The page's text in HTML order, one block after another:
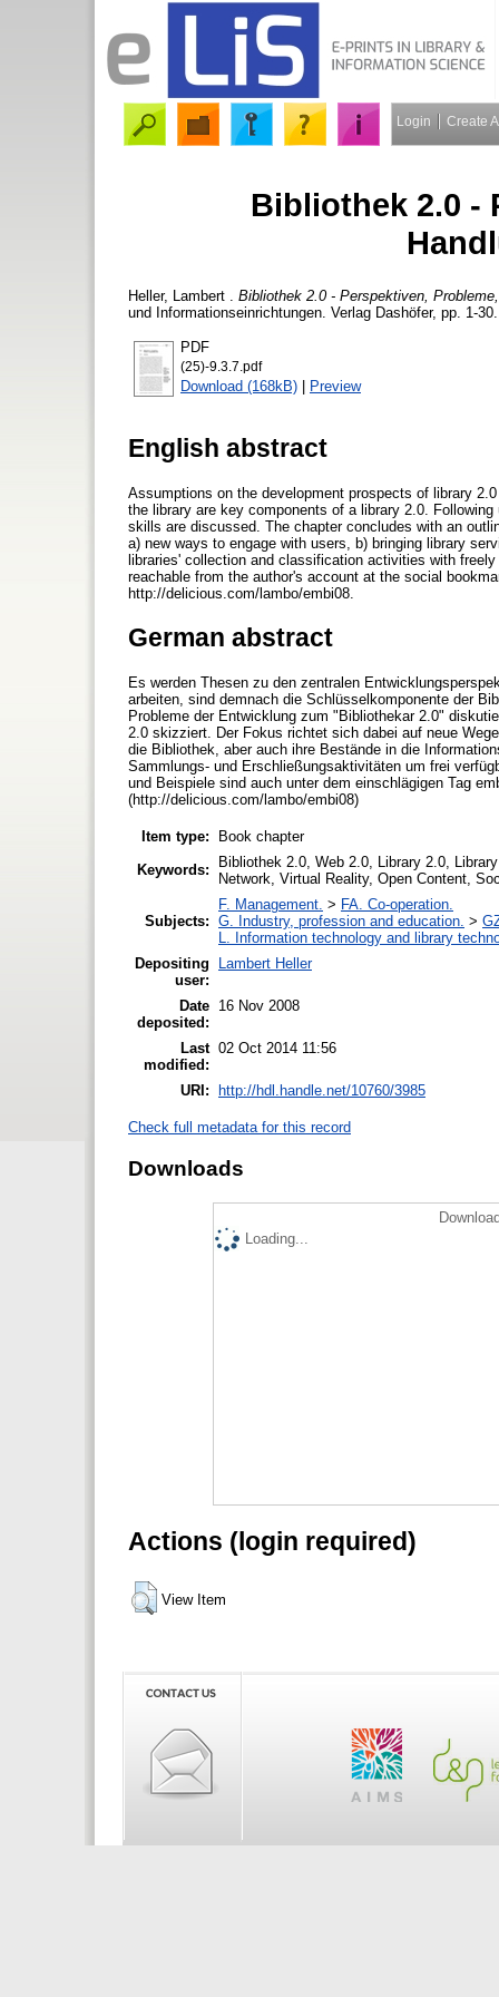
Login Create
Bibliothek 2.0 -
Heller, Lambert
Bibliothek 2.0 - Perspektiven,
und Informationseinrichtungen. Verlag Dashöfer, pp. 1-
PDF
(25)-9.3.7.pdf
Download (168kB) | Preview
English abstract
Assumptions on the development prospects of library
the library are key components of a library 2.0.
skills are discussed. The chapter concludes with an
a) new ways to engage with users, b) bringing library
libraries' collection and classification activities with
reachable from the author's account at the social
http://delicious.com/lambo/embi08.
German abstract
Es werden Thesen zu den zentralen
arbeiten, sind demnach die Schlüsselkomponente der
Probleme der Entwicklung zum "Bibliothekar 2.0"
2.0 skizziert. Der Fokus richtet sich dabei auf neue
die Bibliothek, aber auch ihre Bestände in die
Sammlungs- und Erschließungsaktivitäten um frei
und Beispiele sind auch unter dem einschlägigen Tag
(http://delicious.com/lambo/embi08)
Item type:
Book chapter
Keywords:
Bibliothek 2.0, Web 2.0, Library 2.0,
Network, Virtual Reality, Open Content,
Subjects:
F. Management. > FA. Co-operation.
G. Industry, profession and education. >
L. Information technology and library
Depositing
user:
Lambert Heller
Date
deposited:
16 Nov 2008
Last
modified:
02 Oct 2014 11:56
URI: http://hdl.handle.net/10760/3985
Check full metadata for this record
Downloads
Loading...
Actions (login required)
View Item